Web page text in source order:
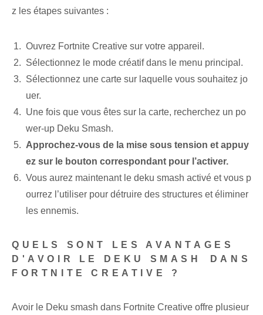
z les étapes suivantes :
Ouvrez Fortnite Creative sur votre appareil.
Sélectionnez le mode créatif dans le menu principal.
Sélectionnez ⁢une carte sur laquelle vous souhaitez jo
uer.
Une fois que vous êtes sur la carte, recherchez un po
wer-up Deku Smash.
Approchez-vous de la mise sous tension et appuy
ez sur le bouton correspondant pour l’activer.
Vous aurez maintenant le deku smash activé et vous p
ourrez l’utiliser pour détruire des structures et éliminer
les ennemis.
QUELS SONT LES AVANTAGES
D'AVOIR LE DEKU SMASH⁢ DANS
FORTNITE CREATIVE ?
Avoir le Deku smash dans Fortnite⁤ Creative offre ⁤plusieur